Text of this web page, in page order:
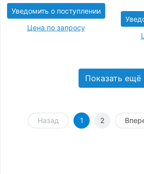
Уведомить о поступлении
Цена по запросу
Показать ещё
Назад 1 2